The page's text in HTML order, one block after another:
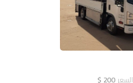
السعر 200
$